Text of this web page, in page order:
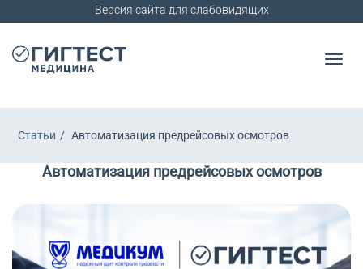
Версия сайта для слабовидящих
Статьи Автоматизация предрейсовых осмотров
Автоматизация предрейсовых осмотров